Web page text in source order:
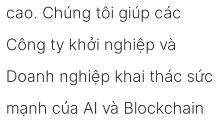
cao. Chúng tôi giúp các
Công ty khởi nghiệp và
Doanh nghiệp khai thác sức
mạnh của AI và Blockchain